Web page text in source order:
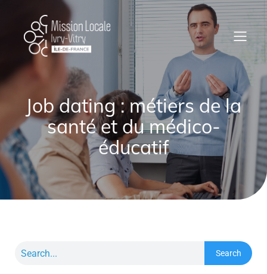
Job dating : métiers de la
santé et du médico-
éducatif
Search